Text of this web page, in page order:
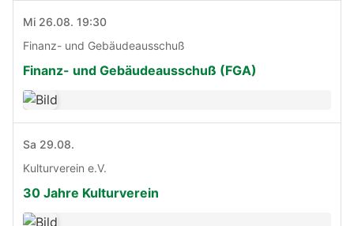
Mi 26.08. 19:30
Finanz- und Gebäudeausschuß
Finanz- und Gebäudeausschuß (FGA)
Sa 29.08.
Kulturverein e.V.
30 Jahre Kulturverein